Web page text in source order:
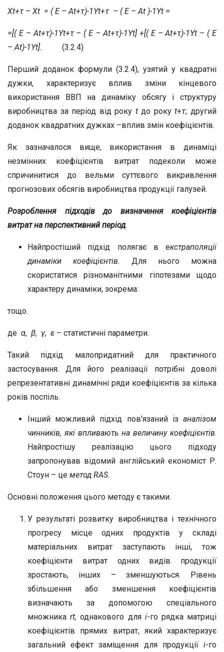
Xt+τ – Xt = ( E – At+τ)-1Yt+τ – ( E – At )-1Yt =
=[( E – At+τ)-1Yt+τ– ( E – At+τ)-1Yt] +[( E – At+τ)-1Yt – ( E
– At)-1Yt]. (3.2.4)
Перший доданок формули (3.2.4), узятий у квадратні
дужки, характеризує вплив зміни кінцевого
використання ВВП на динаміку обсягу і структуру
виробництва за період від року tдо рокуt+τ; другий
доданок квадратних дужках –вплив змін коефіцієнтів.
Як зазначалося вище, використання в динаміці
незмінних коефіцієнтів витрат подеколи може
спричинитися до вельми суттєвого викривлення
прогнозових обсягів виробництва продукції галузей.
Розроблення підходів до визначення коефіцієнтів
витрат на перспективний період.
Найпростіший підхід полягає в екстраполяції
динаміки коефіцієнтів.
Для нього можна
скористатися різноманітними гіпотезами щодо
характеру динаміки, зокрема:
тощо.
де α, β, γ, ε – статистичні параметри.
Такий підхід малопридатний для практичного
застосування. Для його реалізації потрібні доволі
репрезентативні динамічні ряди коефіцієнтів за кілька
років поспіль.
Інший можливий підхід пов’язаний із аналізом
чинників, які впливають на величину коефіцієнтів.
Найпростішу реалізацію цього підходу
запропонував відомий англійський економіст Р.
Стоун – це метод RAS.
Основні положення цього методу є такими.
У результаті розвитку виробництва і технічного
прогресу місце одних продуктів у складі
матеріальних витрат заступають інші, тож
коефіцієнти витрат одних видів продукції
зростають, інших – зменшуються. Рівень
збільшення або зменшення коефіцієнтів
визначають за допомогою спеціального
множникаrt,однакового для і-го рядка матриці
коефіцієнтів прямих витрат, який характеризує
загальний ефект заміщення для продукції і-го